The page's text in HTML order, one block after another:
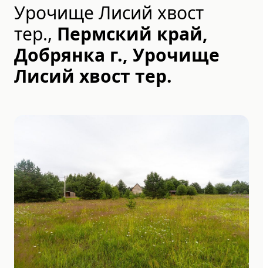
Урочище Лисий хвост
тер., Пермский край,
Добрянка г., Урочище
Лисий хвост тер.